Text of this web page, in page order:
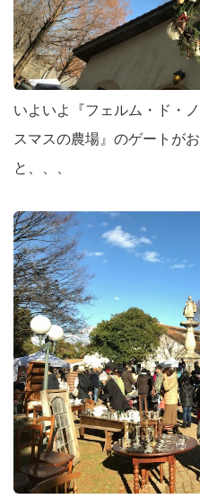
いよいよ『フェルム・ド・
スマスの農場』のゲートが
と、、、